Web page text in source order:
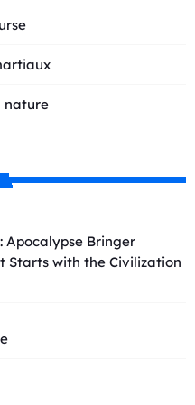
nature
Apocalypse Bringer
Starts with the Civilization